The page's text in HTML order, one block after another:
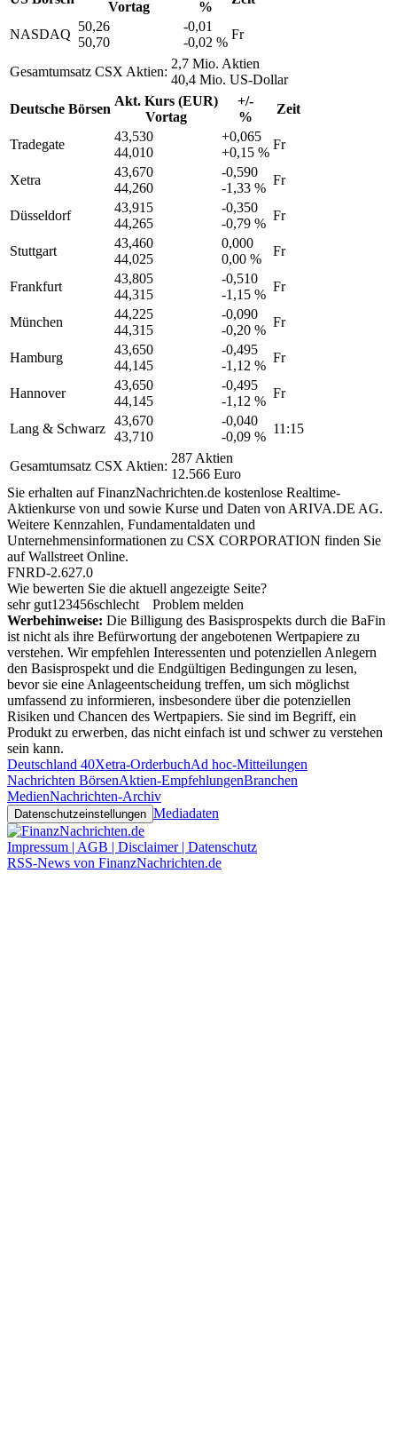
Vortag %
NASDAQ
50,26
50,70
-0,01
-0,02 %
Fr
Gesamtumsatz CSX Aktien:
2,7 Mio. Aktien
40,4 Mio. US-Dollar
Deutsche Börsen
Akt. Kurs (EUR)
Vortag
+/-
%
Zeit
Tradegate
43,530
44,010
+0,065
+0,15 %
Fr
Xetra
43,670
44,260
-0,590
-1,33 %
Fr
Düsseldorf
43,915
44,265
-0,350
-0,79 %
Fr
Stuttgart
43,460
44,025
0,000
0,00 %
Fr
Frankfurt
43,805
44,315
-0,510
-1,15 %
Fr
München
44,225
44,315
-0,090
-0,20 %
Fr
Hamburg
43,650
44,145
-0,495
-1,12 %
Fr
Hannover
43,650
44,145
-0,495
-1,12 %
Fr
Lang & Schwarz
43,670
43,710
-0,040
-0,09 %
11:15
Gesamtumsatz CSX Aktien:
287 Aktien
12.566 Euro
Sie erhalten auf FinanzNachrichten.de kostenlose Realtime-
Aktienkurse von und sowie Kurse und Daten von ARIVA.DE AG.
Weitere Kennzahlen, Fundamentaldaten und
Unternehmensinformationen zu CSX CORPORATION finden Sie
aufWallstreet Online.
FNRD-2.627.0
Wie bewerten Sie die aktuell angezeigte Seite?
sehr gut1 23456schlecht
Problem melden
Werbehinweise: Die Billigung des Basisprospekts durch die BaFin
ist nicht als ihre Befürwortung der angebotenen Wertpapiere zu
verstehen. Wir empfehlen Interessenten und potenziellen Anlegern
den Basisprospekt und die Endgültigen Bedingungen zu lesen,
bevor sie eine Anlageentscheidung treffen, um sich möglichst
umfassend zu informieren, insbesondere über die potenziellen
Risiken und Chancen des Wertpapiers. Sie sind im Begriff, ein
Produkt zu erwerben, das nicht einfach ist und schwer zu verstehen
sein kann.
Deutschland 40Xetra-OrderbuchAd hoc-Mitteilungen
Nachrichten BörsenAktien-EmpfehlungenBranchen
MedienNachrichten-Archiv
Datenschutzeinstellungen Mediadaten
Impressum | AGB | Disclaimer | Datenschutz
RSS-News von FinanzNachrichten.de